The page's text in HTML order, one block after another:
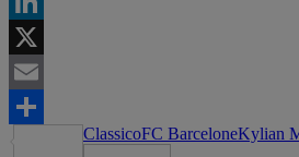
LinkedIn
X
Email
Partager
ClassicoFC BarceloneKylian